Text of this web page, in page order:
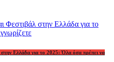
Ελλάδα για το 2025: Όλα όσα πρέπει να